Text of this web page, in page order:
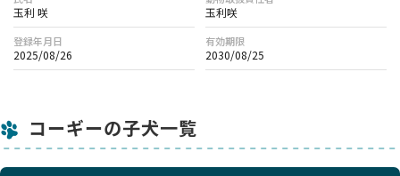
玉利 咲 玉利咲
登録年月日
2025/08/26
有効期限
2030/08/25
コーギーの子犬一覧